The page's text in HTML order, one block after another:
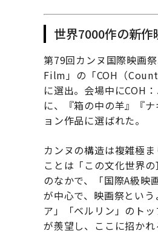
世界7000作の新
第79回カンヌ国際映画
Film」の「COH（
に選出。会場中にCOH
に、『箱の中の羊』『
ョン作品に選ばれた。
カンヌの構造は複雑極
ことは「この文化世界
のなかで、「国際A級映
が中心で、映画祭とい
ア」「ベルリン」のト
が羨望し、ここに招かれ